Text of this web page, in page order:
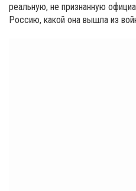
реальную, не признанную
Россию, какой она вышла из